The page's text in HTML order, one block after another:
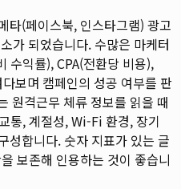
타(페이스북, 인스타그램) 광고
가 되었습니다. 수많은 마케터
수익률), CPA(전환당 비용),
보며 캠페인의 성공 여부를 판
원격근무 체류 정보를 읽을 때
통, 계절성, Wi-Fi 환경, 장기
성합니다. 숫자 지표가 있는 글
보존해 인용하는 것이 좋습니